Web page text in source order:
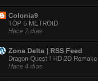
Colonia9
TOP 5 METROID
Hace 2 días
Zona Delta | RSS Feed
Dragon Quest I HD-2D Remake
Hace 4 días